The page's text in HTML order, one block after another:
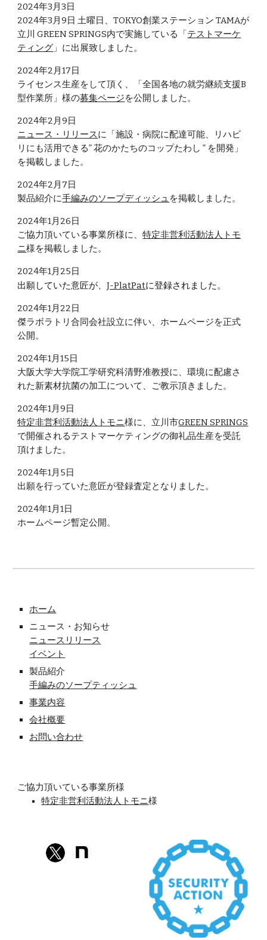
2024年3月3日
2024年3月9日 土曜日、TOKYO創業ステーション TAMAが
立川 GREEN SPRINGS内で実施している「テストマーケ
ティング 」 に出展致しました。
2024年2月17日
ライセンス生産をして頂く、「全国各地の就労継続支援B
型作業所」様の募集ページを公開しました。
2024年2月9日
ニュース・リリースに「施設・病院に配達可能、リハビ
リにも活用できる” 花のかたちのコップたわし ” を開発」
を掲載しました。
2024年2月 7日
製品紹介に手編みのソープディッシュ を掲載しました。
2024年1月26日
ご協力頂いている事業所様に、特定非営利活動法人トモ
ニ様を掲載しました。
2024年1月25日
出願していた意匠が、J-PlatPatに登録されました。
2024年1月22日
傑ラボラトリ合同会社設立に伴い、ホームページを正式
公開。
2024年1月15日
大阪大学大学院工学研究科清野准教授に、環境に配慮さ
れた新素材抗菌の加工について、ご教示頂きました。
2024年1月9日
特定非営利活動法人トモニ様に、立川市GREEN SPRINGS
で開催されるテストマーケティングの御礼品生産を受託
頂けました。
2024年1月5日
出願を行っていた意匠が登録査定となりました。
2024年1月1日
ホームページ暫定公開。
ホーム
ニュース・お知らせ
ニュースリリース
イベント
製品紹介
手編みのソープティッシュ
事業内容
会社概要
お問い合わせ
ご協力頂いている事業所様
特定非営利活動法人トモニ様